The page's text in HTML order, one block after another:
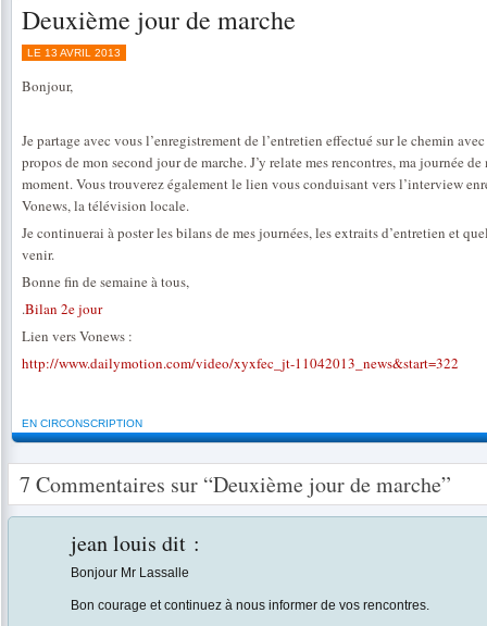
Deuxième jour de marche
LE 13 AVRIL 2013
Bonjour,
Je partage avec vous l’enregistrement de l’entretien effectué sur le chemin
propos de mon second jour de marche. J’y relate mes rencontres, ma journée de
moment. Vous trouverez également le lien vous conduisant vers l’interview
Vonews, la télévision locale.
Je continuerai à poster les bilans de mes journées, les extraits d’entretien et
venir.
Bonne fin de semaine à tous,
.Bilan 2e jour
Lien vers Vonews :
http://www.dailymotion.com/video/xyxfec_jt-11042013_news&start=322
EN CIRCONSCRIPTION
7 Commentaires sur “Deuxième jour de marche”
jean louis dit :
Bonjour Mr Lassalle
Bon courage et continuez à nous informer de vos rencontres.